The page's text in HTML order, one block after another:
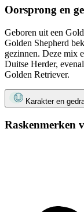
Oorsprong en
Geboren uit een
Golden Shepherd
gezinnen. Deze mix
Duitse Herder,
Golden Retriever.
Karakter en
Raskenmerken